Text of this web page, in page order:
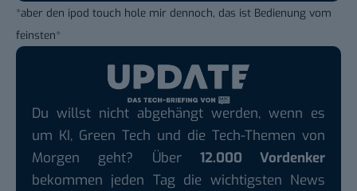
*aber den ipod touch hole mir dennoch, das ist Bedienung vom
feinsten*
Du willst nicht abgehängt werden, wenn es
um KI, Green Tech und die Tech-Themen von
Morgen geht? Über 12.000 Vordenker
bekommen jeden Tag die wichtigsten News